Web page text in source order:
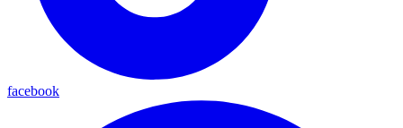
facebook